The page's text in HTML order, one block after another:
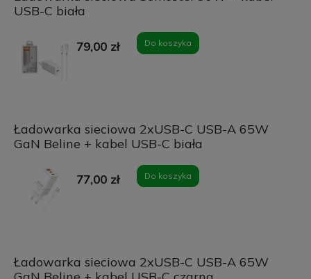
USB-C biała
79,00 zł Do koszyka
Ładowarka sieciowa 2xUSB-C USB-A 65W
GaN Beline + kabel USB-C biała
77,00 zł Do koszyka
Ładowarka sieciowa 2xUSB-C USB-A 65W